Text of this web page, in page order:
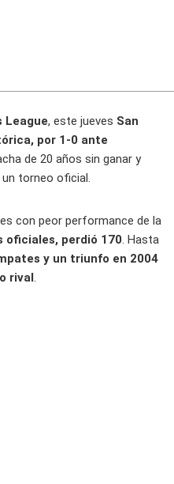
League, este jueves San
por 1-0 ante
de 20 años sin ganar y
torneo oficial.
con peor performance de la
oficiales, perdió 170. Hasta
y un triunfo en 2004
rival.